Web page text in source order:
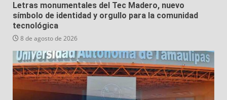
Letras monumentales del Tec Madero, nuevo
símbolo de identidad y orgullo para la comunidad
tecnológica
8 de agosto de 2026